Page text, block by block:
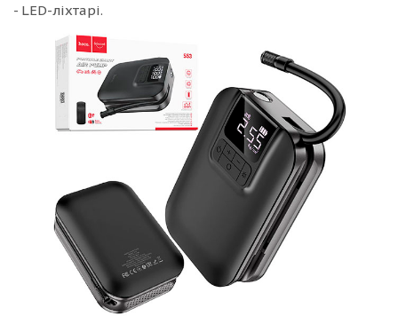
- LED-ліхтарі.